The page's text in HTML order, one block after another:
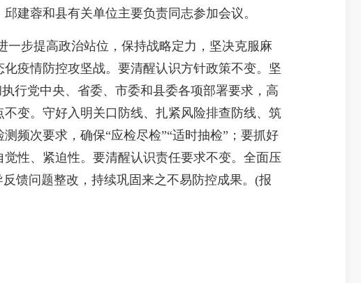
建蓉和县有关单位主要负责同志参加会议。
步提高政治站位，保持战略定力，坚决克服麻
疫情防控攻坚战。要清醒认识方针政策不变。坚
行党中央、省委、市委和县委各项部署要求，高
变。守好入明关口防线、扎紧风险排查防线、筑
频次要求，确保“应检尽检”“适时抽检”；要抓好
性、紧迫性。要清醒认识责任要求不变。全面压
馈问题整改，持续巩固来之不易防控成果。(报